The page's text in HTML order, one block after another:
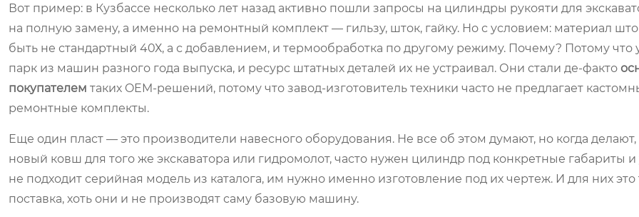
Вот пример: в Кузбассе несколько лет назад активно пошли запросы на цилиндры рукояти для
на полную замену, а именно на ремонтный комплект — гильзу, шток, гайку. Но с условием: материал
быть не стандартный 40Х, а с добавлением, и термообработка по другому режиму. Почему? Потому что
парк из машин разного года выпуска, и ресурс штатных деталей их не устраивал. Они стали де-факто
покупателем таких OEM-решений, потому что завод-изготовитель техники часто не предлагает
ремонтные комплекты.
Еще один пласт — это производители навесного оборудования. Не все об этом думают, но когда
новый ковш для того же экскаватора или гидромолот, часто нужен цилиндр под конкретные габариты
не подходит серийная модель из каталога, им нужно именно изготовление под их чертеж. И для них это
поставка, хоть они и не производят саму базовую машину.